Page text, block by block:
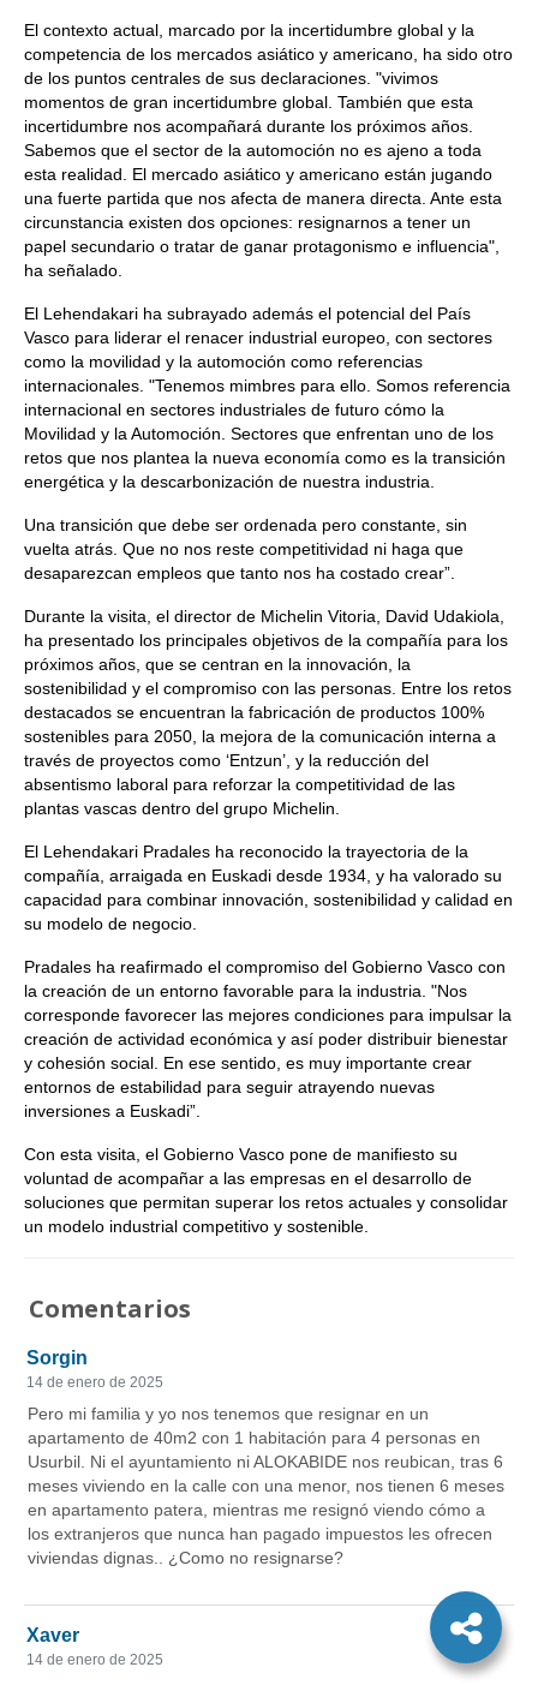
El contexto actual, marcado por la incertidumbre global y la
competencia de los mercados asiático y americano, ha sido otro
de los puntos centrales de sus declaraciones. "vivimos
momentos de gran incertidumbre global. También que esta
incertidumbre nos acompañará durante los próximos años.
Sabemos que el sector de la automoción no es ajeno a toda
esta realidad. El mercado asiático y americano están jugando
una fuerte partida que nos afecta de manera directa. Ante esta
circunstancia existen dos opciones: resignarnos a tener un
papel secundario o tratar de ganar protagonismo e influencia",
ha señalado.
El Lehendakari ha subrayado además el potencial del País
Vasco para liderar el renacer industrial europeo, con sectores
como la movilidad y la automoción como referencias
internacionales. "Tenemos mimbres para ello. Somos referencia
internacional en sectores industriales de futuro cómo la
Movilidad y la Automoción. Sectores que enfrentan uno de los
retos que nos plantea la nueva economía como es la transición
energética y la descarbonización de nuestra industria.
Una transición que debe ser ordenada pero constante, sin
vuelta atrás. Que no nos reste competitividad ni haga que
desaparezcan empleos que tanto nos ha costado crear”.
Durante la visita, el director de Michelin Vitoria, David Udakiola,
ha presentado los principales objetivos de la compañía para los
próximos años, que se centran en la innovación, la
sostenibilidad y el compromiso con las personas. Entre los retos
destacados se encuentran la fabricación de productos 100%
sostenibles para 2050, la mejora de la comunicación interna a
través de proyectos como ‘Entzun’, y la reducción del
absentismo laboral para reforzar la competitividad de las
plantas vascas dentro del grupo Michelin.
El Lehendakari Pradales ha reconocido la trayectoria de la
compañía, arraigada en Euskadi desde 1934, y ha valorado su
capacidad para combinar innovación, sostenibilidad y calidad en
su modelo de negocio.
Pradales ha reafirmado el compromiso del Gobierno Vasco con
la creación de un entorno favorable para la industria. "Nos
corresponde favorecer las mejores condiciones para impulsar la
creación de actividad económica y así poder distribuir bienestar
y cohesión social. En ese sentido, es muy importante crear
entornos de estabilidad para seguir atrayendo nuevas
inversiones a Euskadi”.
Con esta visita, el Gobierno Vasco pone de manifiesto su
voluntad de acompañar a las empresas en el desarrollo de
soluciones que permitan superar los retos actuales y consolidar
un modelo industrial competitivo y sostenible.
Comentarios